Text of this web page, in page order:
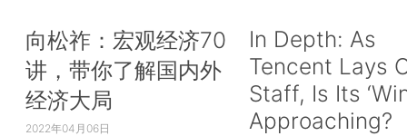
向松祚：宏观经济70
讲，带你了解国内外
经济大局
2022年04月06日
In Depth: As
Tencent Lays
Staff, Is Its
Approaching?